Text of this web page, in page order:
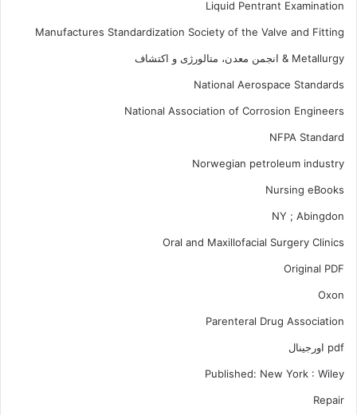
Liquid Pentrant Examination
Manufactures Standardization Society of the Valve and Fitting
Metallurgy & انجمن معدن، متالورژی و اکتشاف
National Aerospace Standards
National Association of Corrosion Engineers
NFPA Standard
Norwegian petroleum industry
Nursing eBooks
NY ; Abingdon
Oral and Maxillofacial Surgery Clinics
Original PDF
Oxon
Parenteral Drug Association
pdf اورجینال
Published: New York : Wiley
Repair